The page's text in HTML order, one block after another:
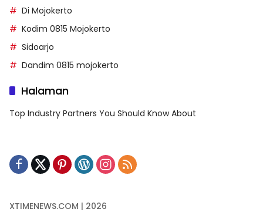
Di Mojokerto
Kodim 0815 Mojokerto
Sidoarjo
Dandim 0815 mojokerto
Halaman
Top Industry Partners You Should Know About
XTIMENEWS.COM | 2026